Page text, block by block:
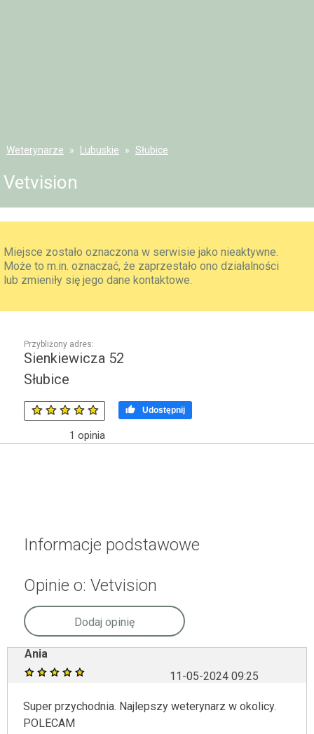
Weterynarze Lubuskie Słubice
Vetvision
Miejsce zostało oznaczona w serwisie jako nieaktywne.
Może to m.in. oznaczać, że zaprzestało ono działalności
lub zmieniły się jego dane kontaktowe.
Przybliżony adres:
Sienkiewicza 52
Słubice
1 opinia
 Udostępnij
Informacje podstawowe
Opinie o: Vetvision
Dodaj opinię
Ania
11-05-2024 09:25
Super przychodnia. Najlepszy weterynarz w okolicy.
POLECAM